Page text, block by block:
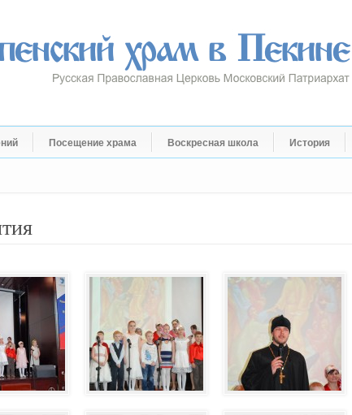
Посещение храма Воскресная школа История